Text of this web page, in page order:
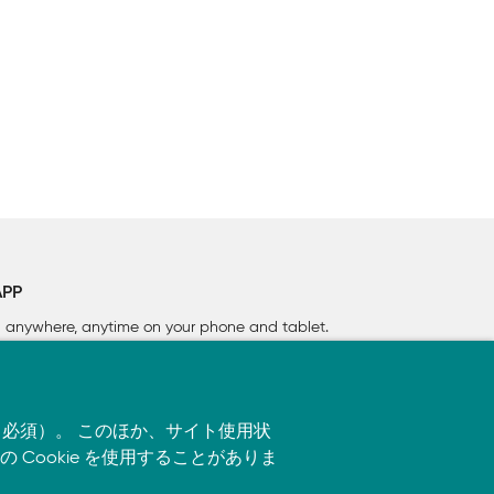
anywhere, anytime on your phone and tablet.
須）。 このほか、サイト使用状
Cookie を使用することがありま